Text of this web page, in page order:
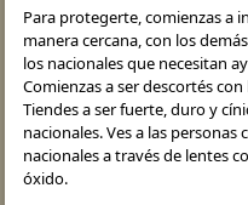
Para protegerte, comienzas a
manera cercana, con los
los nacionales que necesitan
Comienzas a ser descortés
Tiendes a ser fuerte, duro y
nacionales. Ves a las
nacionales a través de lentes
óxido.